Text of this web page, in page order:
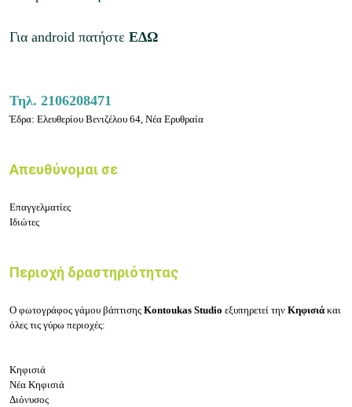
Για android πατήστε ΕΔΩ
Τηλ. 2106208471
Έδρα: Ελευθερίου Βενιζέλου 64, Νέα Ερυθραία
Απευθύνομαι σε
Επαγγελματίες
Ιδιώτες
Περιοχή δραστηριότητας
Ο φωτογράφος γάμου βάπτισης Kontoukas Studio εξυπηρετεί την Κηφισιά και
όλες τις γύρω περιοχές:
Κηφισιά
Νέα Κηφισιά
Διόνυσος